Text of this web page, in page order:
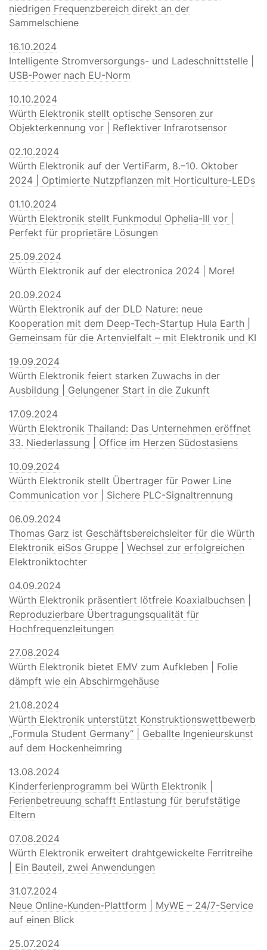
niedrigen Frequenzbereich direkt an der
Sammelschiene
16.10.2024
Intelligente Stromversorgungs- und Ladeschnittstelle |
USB-Power nach EU-Norm
10.10.2024
Würth Elektronik stellt optische Sensoren zur
Objekterkennung vor | Reflektiver Infrarotsensor
02.10.2024
Würth Elektronik auf der VertiFarm, 8.–10. Oktober
2024 | Optimierte Nutzpflanzen mit Horticulture-LEDs
01.10.2024
Würth Elektronik stellt Funkmodul Ophelia-III vor |
Perfekt für proprietäre Lösungen
25.09.2024
Würth Elektronik auf der electronica 2024 | More!
20.09.2024
Würth Elektronik auf der DLD Nature: neue
Kooperation mit dem Deep-Tech-Startup Hula Earth |
Gemeinsam für die Artenvielfalt – mit Elektronik und KI
19.09.2024
Würth Elektronik feiert starken Zuwachs in der
Ausbildung | Gelungener Start in die Zukunft
17.09.2024
Würth Elektronik Thailand: Das Unternehmen eröffnet
33. Niederlassung | Office im Herzen Südostasiens
10.09.2024
Würth Elektronik stellt Übertrager für Power Line
Communication vor | Sichere PLC-Signaltrennung
06.09.2024
Thomas Garz ist Geschäftsbereichsleiter für die Würth
Elektronik eiSos Gruppe | Wechsel zur erfolgreichen
Elektroniktochter
04.09.2024
Würth Elektronik präsentiert lötfreie Koaxialbuchsen |
Reproduzierbare Übertragungsqualität für
Hochfrequenzleitungen
27.08.2024
Würth Elektronik bietet EMV zum Aufkleben | Folie
dämpft wie ein Abschirmgehäuse
21.08.2024
Würth Elektronik unterstützt Konstruktionswettbewerb
„Formula Student Germany“ | Geballte Ingenieurskunst
auf dem Hockenheimring
13.08.2024
Kinderferienprogramm bei Würth Elektronik |
Ferienbetreuung schafft Entlastung für berufstätige
Eltern
07.08.2024
Würth Elektronik erweitert drahtgewickelte Ferritreihe
| Ein Bauteil, zwei Anwendungen
31.07.2024
Neue Online-Kunden-Plattform | MyWE – 24/7-Service
auf einen Blick
25.07.2024